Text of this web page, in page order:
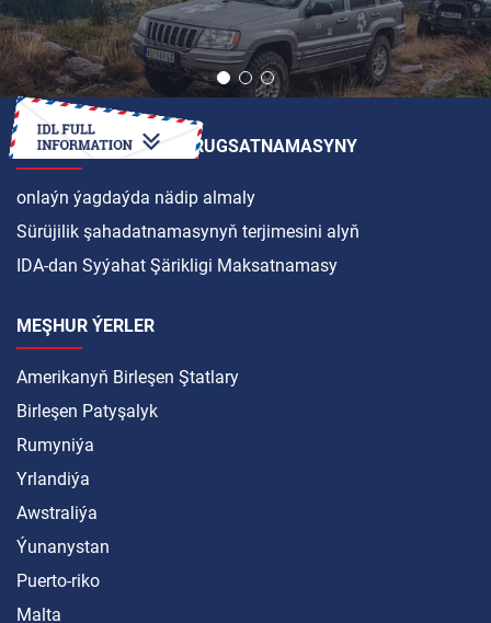
HALKARA SÜRÜJILIK RUGSATNAMASYNY
onlaýn ýagdaýda nädip almaly
Sürüjilik şahadatnamasynyň terjimesini alyň
IDA-dan Syýahat Şärikligi Maksatnamasy
MEŞHUR ÝERLER
Amerikanyň Birleşen Ştatlary
Birleşen Patyşalyk
Rumyniýa
Yrlandiýa
Awstraliýa
Ýunanystan
Puerto-riko
Malta